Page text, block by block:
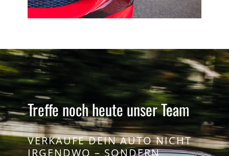
Treffe noch heute unser Team
VERKAUFE DEIN AUTO NICHT
IRGENDWO – SONDERN